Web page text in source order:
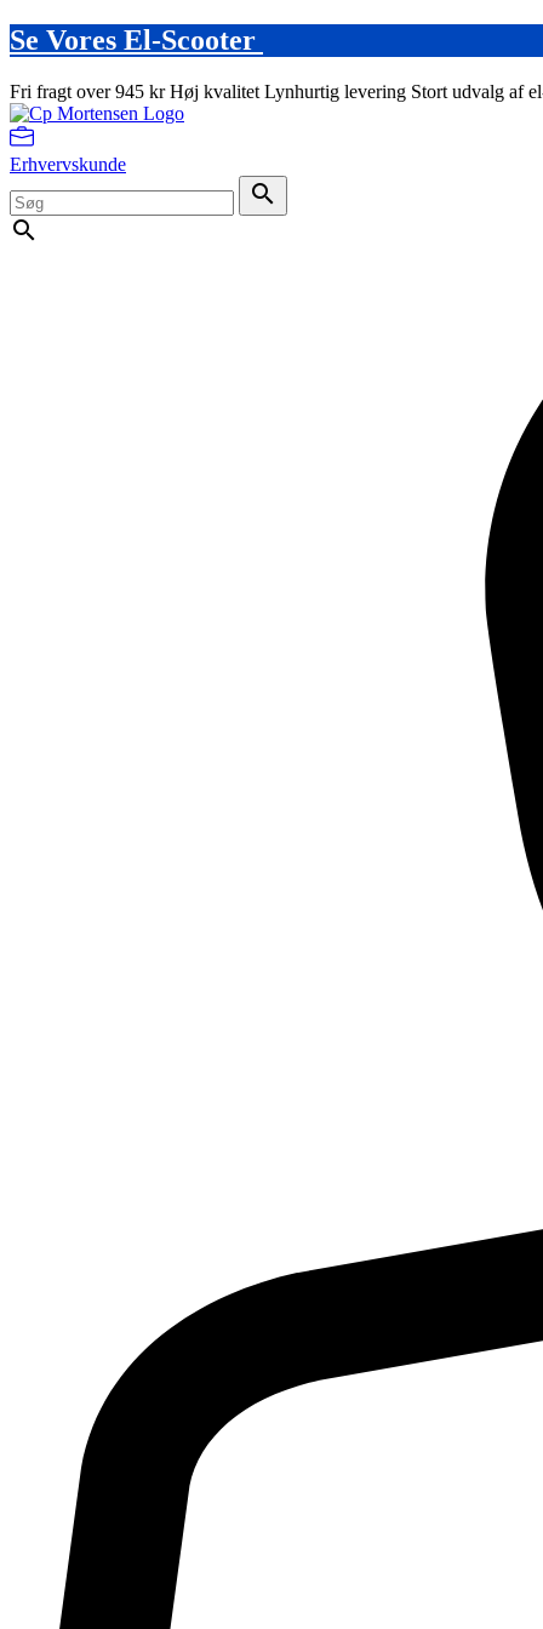
Se Vores El-Scooter
Fri fragt over 945 kr Høj kvalitet Lynhurtig levering Stort udvalg af
Erhvervskunde
search
search